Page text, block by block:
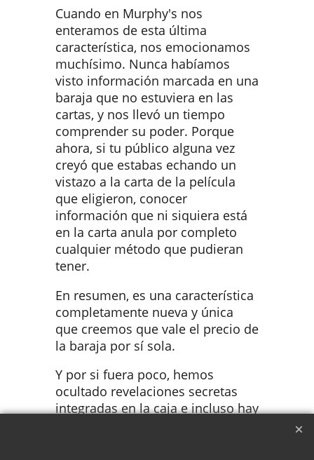
Cuando en Murphy's nos
enteramos de esta última
característica, nos emocionamos
muchísimo. Nunca habíamos
visto información marcada en una
baraja que no estuviera en las
cartas, y nos llevó un tiempo
comprender su poder. Porque
ahora, si tu público alguna vez
creyó que estabas echando un
vistazo a la carta de la película
que eligieron, conocer
información que ni siquiera está
en la carta anula por completo
cualquier método que pudieran
tener.
En resumen, es una característica
completamente nueva y única
que creemos que vale el precio de
la baraja por sí sola.
Y por si fuera poco, hemos
ocultado revelaciones secretas
integradas en la caja e incluso hay